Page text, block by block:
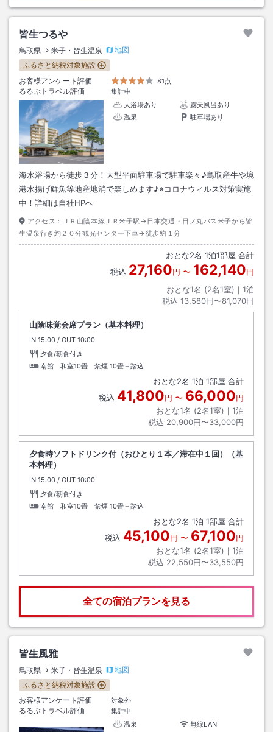
皆生つるや
鳥取県 米子・皆生温泉
地図
ふるさと納税対象施設
お客様アンケート評価
81点
るるぶトラベル評価
集計中
大浴場あり
露天風呂あり
温泉
駐車場あり
海水浴場から徒歩３分！大型平面駐車場で駐車楽々♪鳥取産牛や境
港水揚げ鮮魚等地産地消で楽しめます♪※コロナウィルス対策実施
中！詳細は自社HPへ
アクセス：
ＪＲ山陰本線ＪＲ米子駅→日本交通・日ノ丸バス米子から皆
生温泉行き約２０分観光センター下車→徒歩約１分
おとな2名 1泊1部屋 合計
税込 27,160円 〜 162,140円
おとな1名 (2名1室)｜ 1泊
税込 13,580円〜81,070円
山陰味覚会席プラン（基本料理）
IN チェックイン
15:00 / OUT チェックアウト
10:00
夕食/朝食付き
南館 和室10畳 禁煙 10畳＋踏込
おとな2名 1泊 1部屋 合計
税込 41,800円 〜 66,000円
おとな1名 (2名1室)｜ 1泊
税込 20,900円〜33,000円
夕食時ソフトドリンク付（おひとり１本／滞在中１回）（基
本料理）
IN チェックイン
15:00 / OUT チェックアウト
10:00
夕食/朝食付き
南館 和室10畳 禁煙 10畳＋踏込
おとな2名 1泊 1部屋 合計
税込 45,100円 〜 67,100円
おとな1名 (2名1室)｜ 1泊
税込 22,550円〜33,550円
全ての宿泊プランを見る
皆生風雅
鳥取県 米子・皆生温泉
地図
ふるさと納税対象施設
お客様アンケート評価
対象外
るるぶトラベル評価
集計中
温泉
無線LAN